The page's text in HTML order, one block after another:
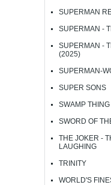
SUPERMAN
SUPERMAN -
SUPERMAN -
(2025)
SUPERMAN-
SUPER SONS
SWAMP
SWORD OF
THE JOKER -
LAUGHING
TRINITY
WORLD'S